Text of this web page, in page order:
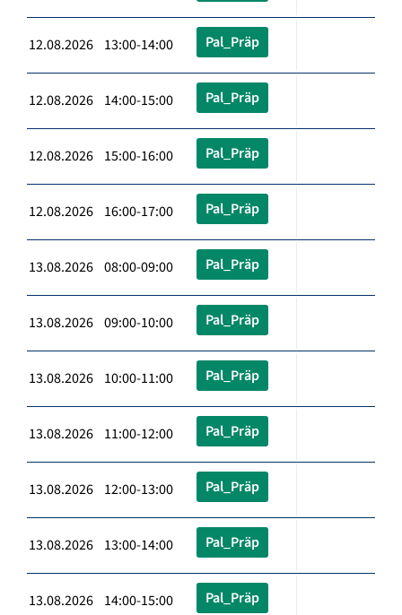
12.08.2026 13:00-14:00 Pal_Präp
12.08.2026 14:00-15:00 Pal_Präp
12.08.2026 15:00-16:00 Pal_Präp
12.08.2026 16:00-17:00 Pal_Präp
13.08.2026 08:00-09:00 Pal_Präp
13.08.2026 09:00-10:00 Pal_Präp
13.08.2026 10:00-11:00 Pal_Präp
13.08.2026 11:00-12:00 Pal_Präp
13.08.2026 12:00-13:00 Pal_Präp
13.08.2026 13:00-14:00 Pal_Präp
13.08.2026 14:00-15:00 Pal_Präp